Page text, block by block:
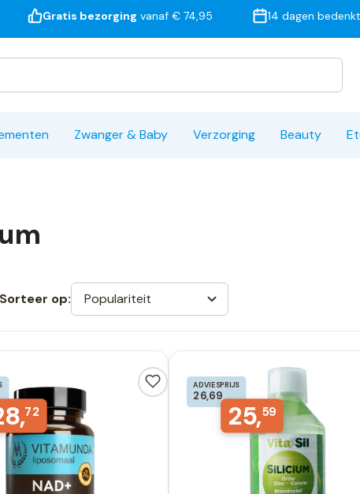
Gratis bezorging vanaf € 74,95 14 dagen
Zwanger & Baby Verzorging Beauty
Sorteer op: Populariteit
72
ADVIESPRIJS
26,69
25,59